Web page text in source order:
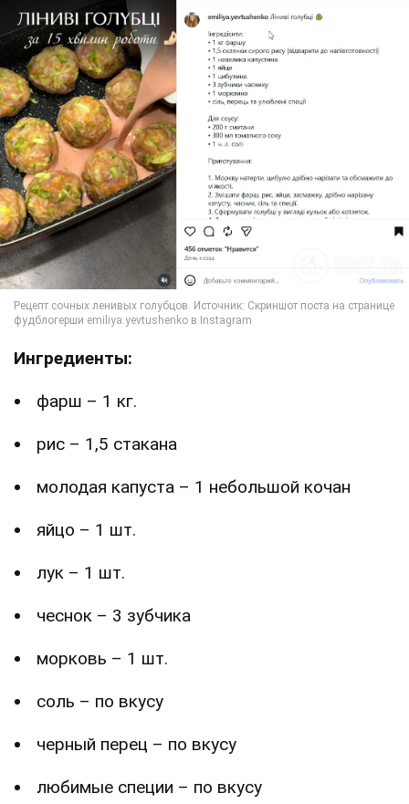
Ингредиенты:
фарш – 1 кг.
рис – 1,5 стакана
молодая капуста – 1 небольшой кочан
яйцо – 1 шт.
лук – 1 шт.
чеснок – 3 зубчика
морковь – 1 шт.
соль – по вкусу
черный перец – по вкусу
любимые специи – по вкусу